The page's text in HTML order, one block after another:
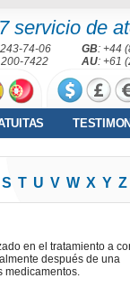
servicio de
74-06 GB: +44
7422 AU: +61
S T U V W X Y Z
en el tratamiento a
después de una
medicamentos.